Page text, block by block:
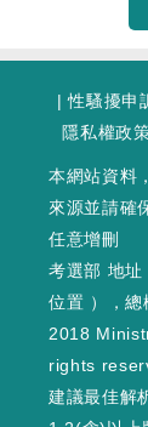
|性騷擾申
隱私權政
本網站資料
來源並請確
任意增刪
考選部 地
位置 ），
2018
rights
建議最佳解